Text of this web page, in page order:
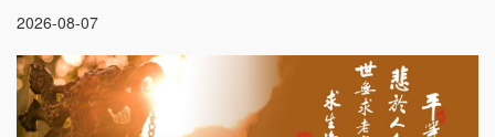
2026-08-07